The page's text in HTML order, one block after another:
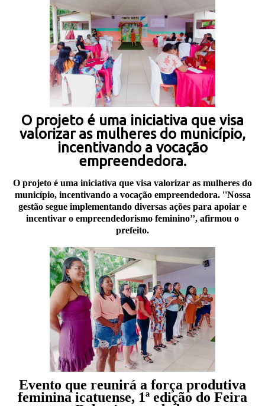
O projeto é uma iniciativa que visa
valorizar as mulheres do município,
incentivando a vocação
empreendedora.
O projeto é uma iniciativa que visa valorizar as mulheres do
município, incentivando a vocação empreendedora. ''Nossa
gestão segue implementando diversas ações para apoiar e
incentivar o empreendedorismo feminino’’, afirmou o
prefeito.
Evento que reunirá a força produtiva
feminina icatuense, 1ª edição do Feira